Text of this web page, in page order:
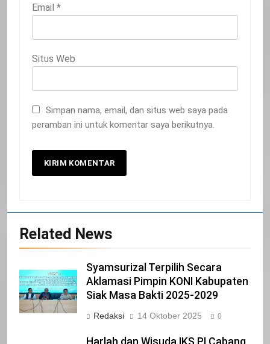
Email*
Situs Web
Simpan nama, email, dan situs web saya pada
Related News
Syamsurizal Terpilih Secara
Aklamasi Pimpin KONI Kabupaten
IKLAN
Iklan Pemerintah Kabupaten Siak
IKLAN
22
NORMAN SILITONGA CALEG DPRD
PROVINSI DKI JAKARTA
IKLAN